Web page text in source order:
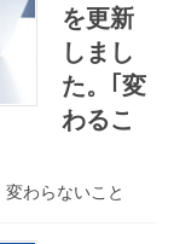
を更新
しまし
た。｢変
わるこ
わらないこと